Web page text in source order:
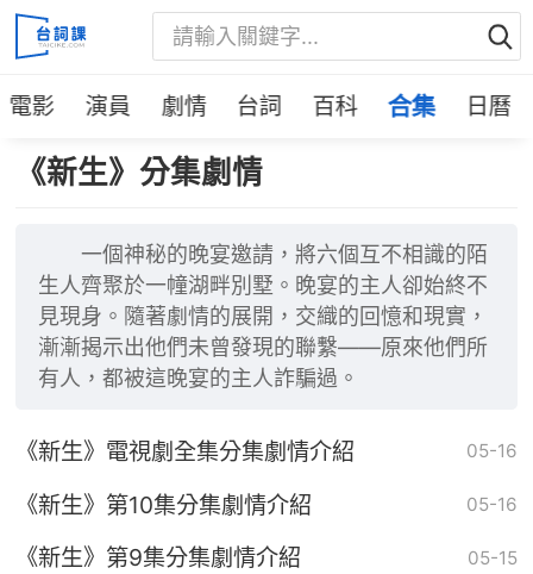
電影 演員 劇情 台詞 百科 合集 日曆
《新生》分集劇情
一個神秘的晚宴邀請，將六個互不相識的陌
生人齊聚於一幢湖畔別墅。晚宴的主人卻始終不
見現身。隨著劇情的展開，交織的回憶和現實，
漸漸揭示出他們未曾發現的聯繫——原來他們所
有人，都被這晚宴的主人詐騙過。
《新生》電視劇全集分集劇情介紹 05-16
《新生》第10集分集劇情介紹 05-16
《新生》第9集分集劇情介紹 05-15